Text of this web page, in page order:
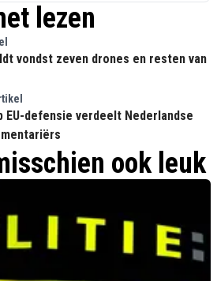
lezen
vondst zeven drones en resten van
EU-defensie verdeelt Nederlandse
ook leuk